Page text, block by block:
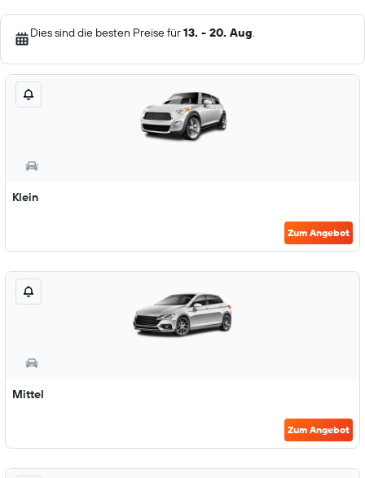
Dies sind die besten Preise für13. - 20. Aug.
Klein
Zum Angebot
Mittel
Zum Angebot